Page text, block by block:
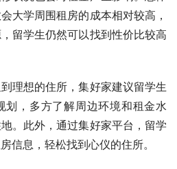
大学周围租房的成本相对较高，
留学生仍然可以找到性价比较高
理想的住所，集好家建议留学生
划，多方了解周边环境和租金水
。此外，通过集好家平台，留学
信息，轻松找到心仪的住所。